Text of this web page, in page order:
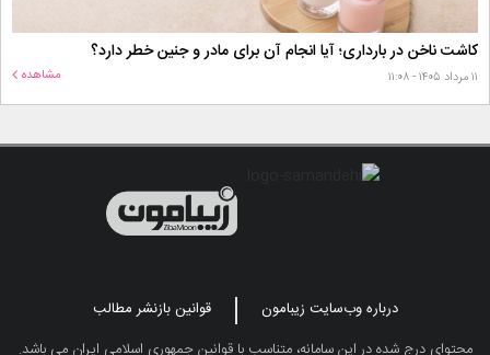
کاشت ناخن در بارداری؛ آیا انجام آن برای مادر و جنین خطر دارد؟
۱۱ مرداد ۱۴۰۵ - ۱۱:۰۸ مشاهده
درباره وب‌سایت زیبامون
قوانین بازنشر مطالب
محتوای درج شده در این سامانه، متناسب با قوانین جمهوری اسلامی ایران می باشد.